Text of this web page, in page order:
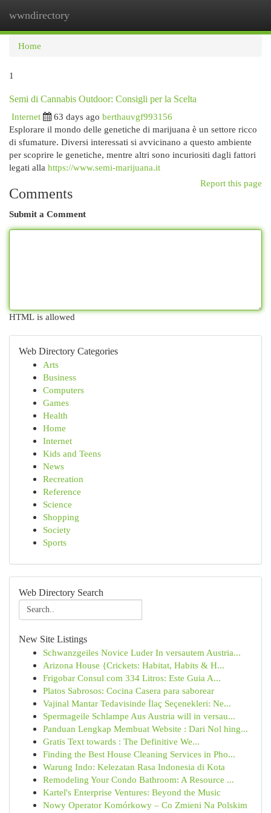
wwndirectory
Home
1
Semi di Cannabis Outdoor: Consigli per la Scelta
Internet
63 days ago berthauvgf993156
Esplorare il mondo delle genetiche di marijuana è un settore ricco
di sfumature. Diversi interessati si avvicinano a questo ambiente
per scoprire le genetiche, mentre altri sono incuriositi dagli fattori
legati alla https://www.semi-marijuana.it
Report this page
Comments
Submit a Comment
HTML is allowed
Web Directory Categories
Arts
Business
Computers
Games
Health
Home
Internet
Kids and Teens
News
Recreation
Reference
Science
Shopping
Society
Sports
Web Directory Search
New Site Listings
Schwanzgeiles Novice Luder In versautem Austria...
Arizona House {Crickets: Habitat, Habits & H...
Frigobar Consul com 334 Litros: Este Guia A...
Platos Sabrosos: Cocina Casera para saborear
Vajinal Mantar Tedavisinde İlaç Seçenekleri: Ne...
Spermageile Schlampe Aus Austria will in versau...
Panduan Lengkap Membuat Website : Dari Nol hing...
Gratis Text towards : The Definitive We...
Finding the Best House Cleaning Services in Pho...
Warung Indo: Kelezatan Rasa Indonesia di Kota
Remodeling Your Condo Bathroom: A Resource ...
Kartel's Enterprise Ventures: Beyond the Music
Nowy Operator Komórkowy – Co Zmieni Na Polskim